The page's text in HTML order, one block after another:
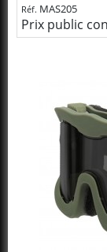
Réf. MAS205
Prix public